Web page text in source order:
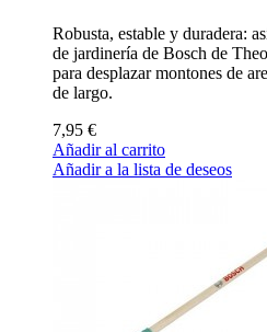
Robusta, estable y duradera:
de jardinería de Bosch de
para desplazar montones de
de largo.
7,95 €
Añadir al carrito
Añadir a la lista de deseos